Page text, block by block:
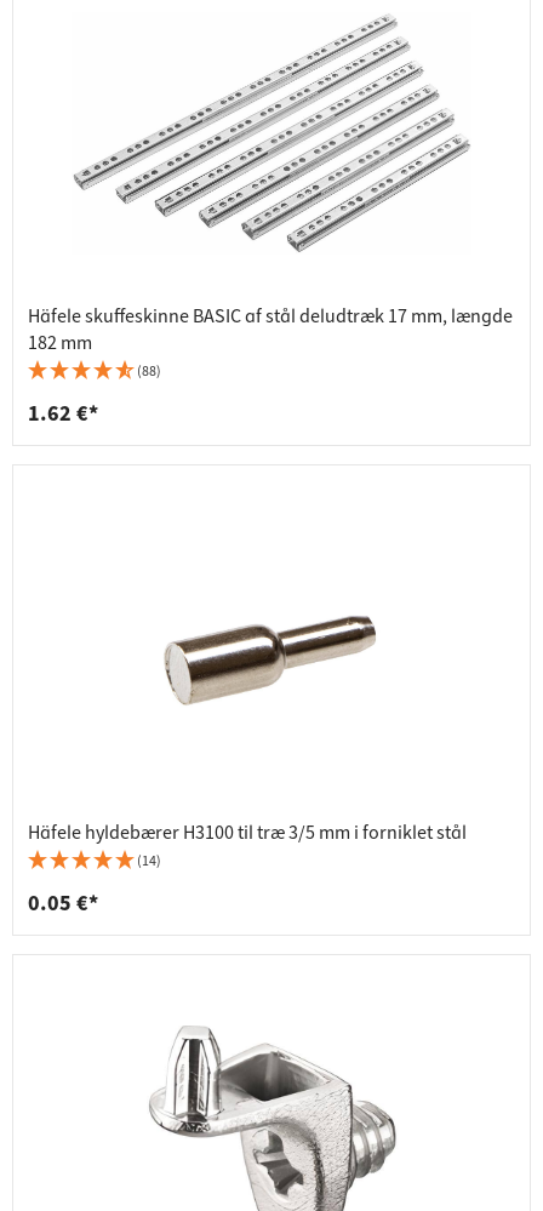
Häfele skuffeskinne BASIC af stål deludtræk 17 mm, længde
182 mm
(88)
1.62 €*
Häfele hyldebærer H3100 til træ 3/5 mm i forniklet stål
(14)
0.05 €*